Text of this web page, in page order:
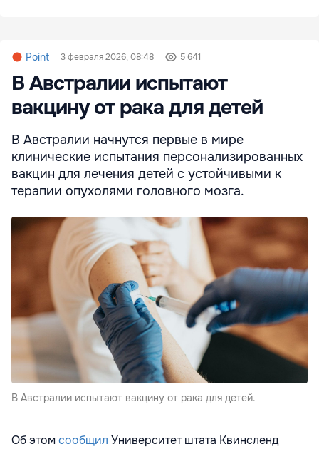
Point 3 февраля 2026, 08:48 5 641
В Австралии испытают
вакцину от рака для детей
В Австралии начнутся первые в мире
клинические испытания персонализированных
вакцин для лечения детей с устойчивыми к
терапии опухолями головного мозга.
В Австралии испытают вакцину от рака для детей.
Об этомсообщил Университет штата Квинсленд